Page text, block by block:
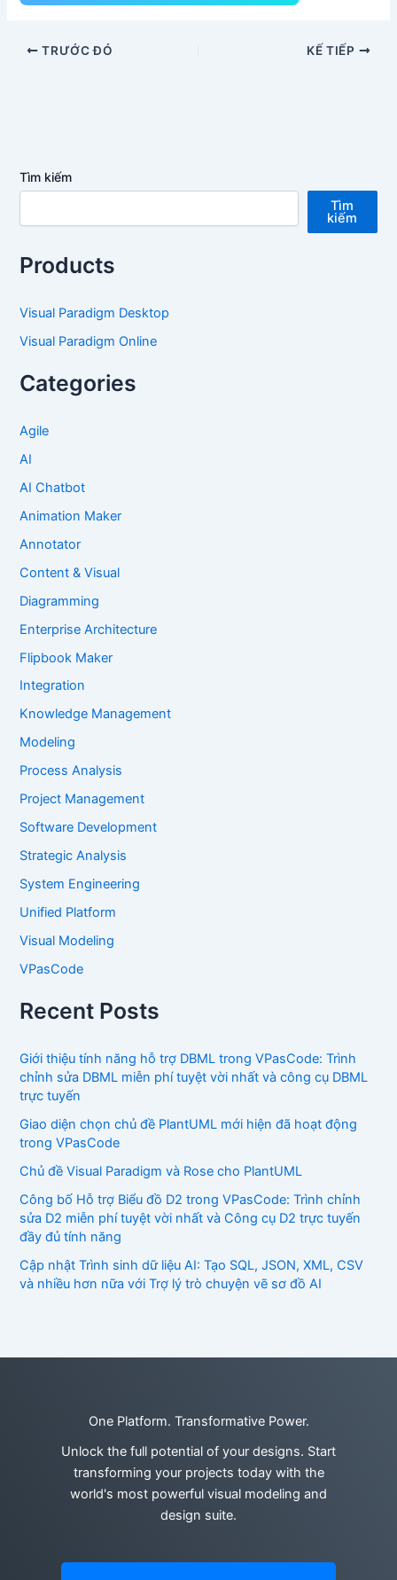
TRƯỚC ĐÓ KẾ TIẾP
Tìm kiếm
Tìm
kiếm
Products
Visual Paradigm Desktop
Visual Paradigm Online
Categories
Agile
AI
AI Chatbot
Animation Maker
Annotator
Content & Visual
Diagramming
Enterprise Architecture
Flipbook Maker
Integration
Knowledge Management
Modeling
Process Analysis
Project Management
Software Development
Strategic Analysis
System Engineering
Unified Platform
Visual Modeling
VPasCode
Recent Posts
Giới thiệu tính năng hỗ trợ DBML trong VPasCode: Trình
chỉnh sửa DBML miễn phí tuyệt vời nhất và công cụ DBML
trực tuyến
Giao diện chọn chủ đề PlantUML mới hiện đã hoạt động
trong VPasCode
Chủ đề Visual Paradigm và Rose cho PlantUML
Công bố Hỗ trợ Biểu đồ D2 trong VPasCode: Trình chỉnh
sửa D2 miễn phí tuyệt vời nhất và Công cụ D2 trực tuyến
đầy đủ tính năng
Cập nhật Trình sinh dữ liệu AI: Tạo SQL, JSON, XML, CSV
và nhiều hơn nữa với Trợ lý trò chuyện vẽ sơ đồ AI
One Platform. Transformative Power.
Unlock the full potential of your designs. Start
transforming your projects today with the
world's most powerful visual modeling and
design suite.